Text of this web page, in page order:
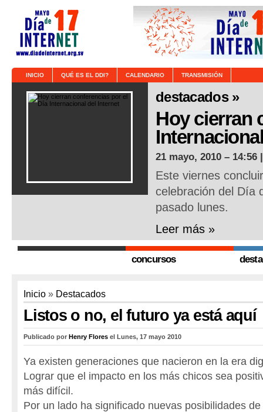
INICIO QUÉ ES EL DDI? CALENDARIO TRANSMISIÓN
destacados »
Hoy cierran
21 mayo, 2010 – 14:56
Este viernes
celebración del Día
pasado lunes.
Leer más »
concursos
Inicio » Destacados
Listos o no, el futuro ya está aquí
Publicado por Henry Flores el Lunes, 17 mayo 2010
Ya existen generaciones que nacieron en la era
Lograr que el impacto en los más chicos sea
más difícil.
Por un lado ha significado nuevas posibilidades